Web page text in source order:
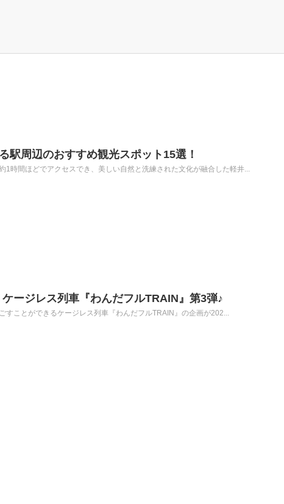
駅周辺のおすすめ観光スポット15選！
1時間ほどでアクセスでき、美しい自然と洗練された文化が融合した軽井...
ージレス列車『わんだフルTRAIN』第3弾♪
すことができるケージレス列車『わんだフルTRAIN』の企画が202...